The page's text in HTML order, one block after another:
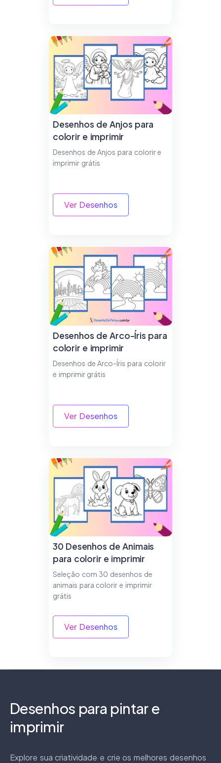
Desenhos de Anjos para
colorir e imprimir
Desenhos de Anjos para colorir e
imprimir grátis
Ver Desenhos
Desenhos de Arco-Íris para
colorir e imprimir
Desenhos de Arco-Íris para colorir
e imprimir grátis
Ver Desenhos
30 Desenhos de Animais
para colorir e imprimir
Seleção com 30 desenhos de
animais para colorir e imprimir
grátis
Ver Desenhos
Desenhos para pintar e
imprimir
Explore sua criatividade e crie os melhores desenhos